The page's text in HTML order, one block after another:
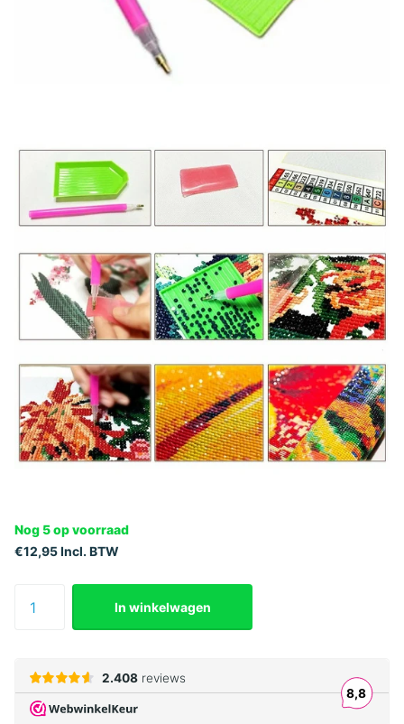
Nog 5 op voorraad
€12,95 Incl. BTW
In winkelwagen